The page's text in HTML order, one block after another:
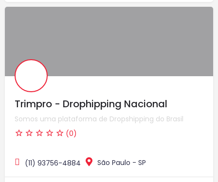
Trimpro - Drophipping Nacional
Somos uma plataforma de Dropshipping do Brasil
(0)
(11) 93756-4884 São Paulo - SP